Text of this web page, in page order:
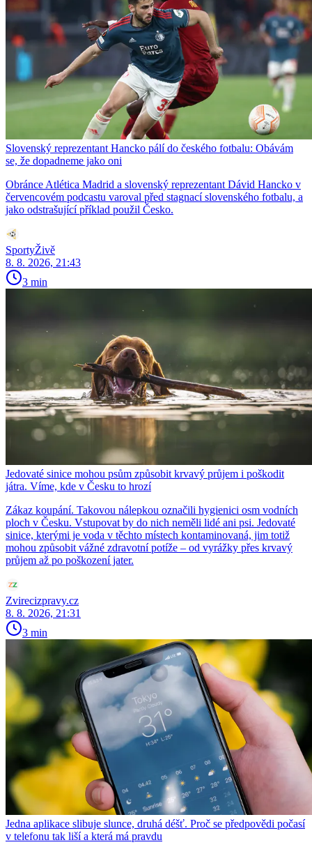
Slovenský reprezentant Hancko pálí do českého fotbalu: Obávám
se, že dopadneme jako oni
Obránce Atlética Madrid a slovenský reprezentant Dávid Hancko v
červencovém podcastu varoval před stagnací slovenského fotbalu, a
jako odstrašující příklad použil Česko.
SportyŽivě
8. 8. 2026, 21:43
3 min
Jedovaté sinice mohou psům způsobit krvavý průjem i poškodit
játra. Víme, kde v Česku to hrozí
Zákaz koupání. Takovou nálepkou označili hygienici osm vodních
ploch v Česku. Vstupovat by do nich neměli lidé ani psi. Jedovaté
sinice, kterými je voda v těchto místech kontaminovaná, jim totiž
mohou způsobit vážné zdravotní potíže – od vyrážky přes krvavý
průjem až po poškození jater.
Zvirecizpravy.cz
8. 8. 2026, 21:31
3 min
Jedna aplikace slibuje slunce, druhá déšť. Proč se předpovědi počasí
v telefonu tak liší a která má pravdu